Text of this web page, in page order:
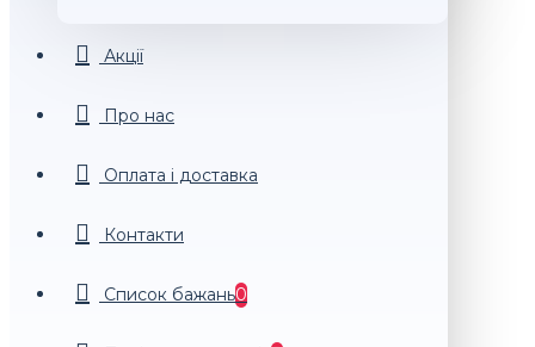
Акції
Про нас
Оплата і доставка
Контакти
Список бажань0